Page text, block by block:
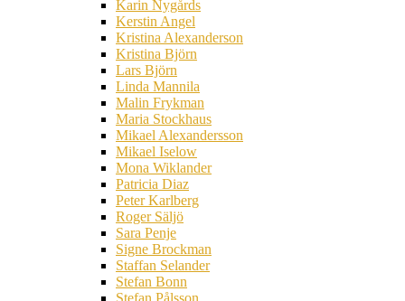
Karin Nygårds
Kerstin Angel
Kristina Alexanderson
Kristina Björn
Lars Björn
Linda Mannila
Malin Frykman
Maria Stockhaus
Mikael Alexandersson
Mikael Iselow
Mona Wiklander
Patricia Diaz
Peter Karlberg
Roger Säljö
Sara Penje
Signe Brockman
Staffan Selander
Stefan Bonn
Stefan Pålsson